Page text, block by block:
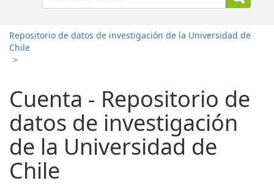
Repositorio de datos de investigación de la Universidad de
Chile
>
Cuenta - Repositorio de
datos de investigación
de la Universidad de
Chile